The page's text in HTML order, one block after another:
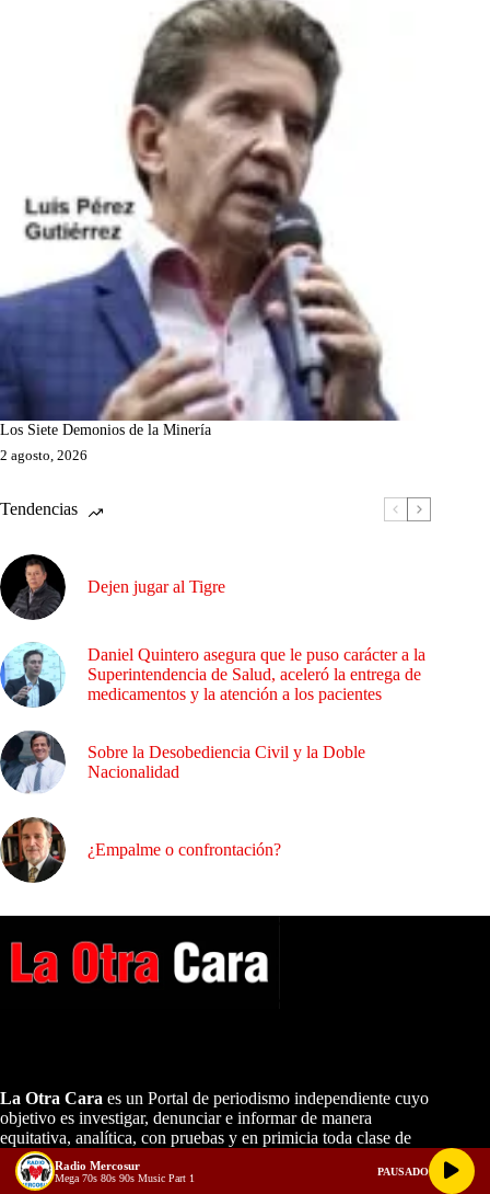
Los Siete Demonios de la Minería
2 agosto, 2026
Tendencias
Dejen jugar al Tigre
Daniel Quintero asegura que le puso carácter a la
Superintendencia de Salud, aceleró la entrega de
medicamentos y la atención a los pacientes
Sobre la Desobediencia Civil y la Doble
Nacionalidad
¿Empalme o confrontación?
La Otra Cara es un Portal de periodismo independiente cuyo
objetivo es investigar, denunciar e informar de manera
equitativa, analítica, con pruebas y en primicia toda clase de
temas ocultos de interés nacional.
Radio Mercosur
Mega 70s 80s 90s Music Part 1
PAUSADO